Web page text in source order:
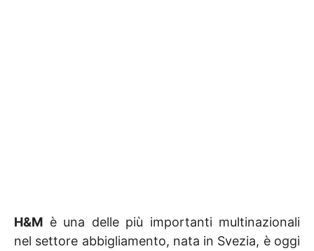
H&M è una delle più importanti multinazionali
nel settore abbigliamento, nata in Svezia, è oggi